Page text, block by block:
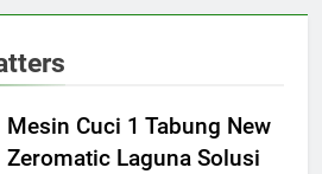
Mesin Cuci 1 Tabung New
Zeromatic Laguna Solusi